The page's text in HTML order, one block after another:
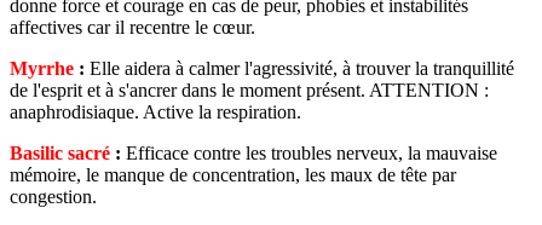
donne force et courage en cas de peur, phobies et instabilités
affectives car il recentre le cœur.
Myrrhe : Elle aidera à calmer l'agressivité, à trouver la tranquillité
de l'esprit et à s'ancrer dans le moment présent. ATTENTION :
anaphrodisiaque. Active la respiration.
Basilic sacré : Efficace contre les troubles nerveux, la mauvaise
mémoire, le manque de concentration, les maux de tête par
congestion.